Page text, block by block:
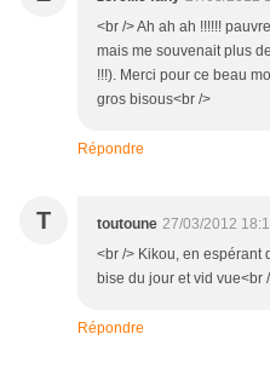
<br /> Ah ah ah !!!!!!
mais me souvenait plus
!!!). Merci pour ce beau
gros bisous<br />
Répondre
T toutoune 27/03/2012
<br /> Kikou, en espérant
bise du jour et vid vue<br
Répondre